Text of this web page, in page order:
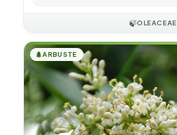
🍃OLEACEAE
🌲ARBUSTE